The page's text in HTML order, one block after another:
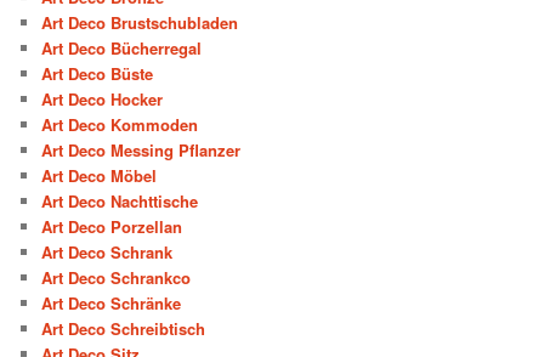
Art Deco Brustschubladen
Art Deco Bücherregal
Art Deco Büste
Art Deco Hocker
Art Deco Kommoden
Art Deco Messing Pflanzer
Art Deco Möbel
Art Deco Nachttische
Art Deco Porzellan
Art Deco Schrank
Art Deco Schrankco
Art Deco Schränke
Art Deco Schreibtisch